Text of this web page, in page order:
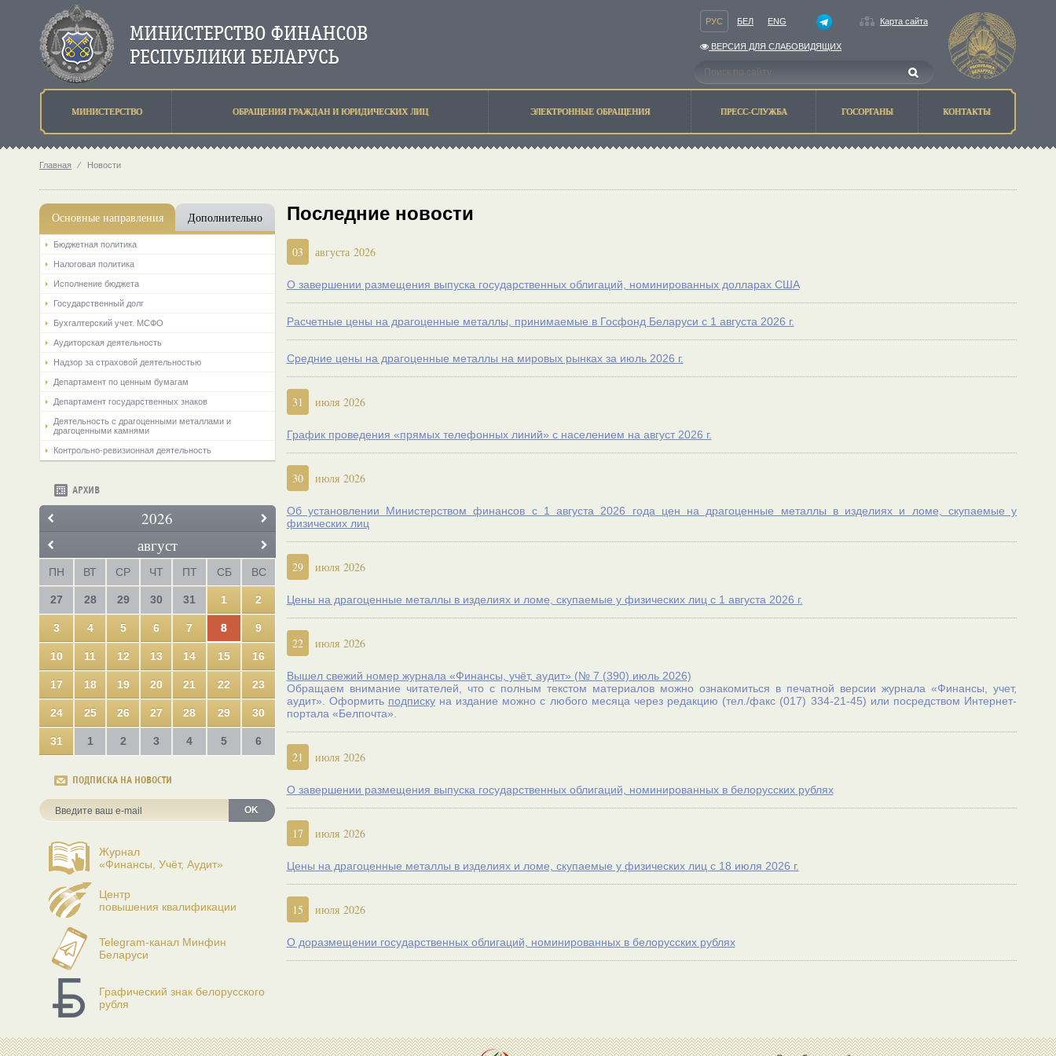
РУС БЕЛ ENG Карта сайта
ВЕРСИЯ ДЛЯ СЛАБОВИДЯЩИХ
МИНИСТЕРСТВО ОБРАЩЕНИЯ ГРАЖДАН И ЮРИДИЧЕСКИХ ЛИЦ ЭЛЕКТРОННЫЕ ОБРАЩЕНИЯ ПРЕСС-СЛУЖБА ГОСОРГАНЫ КОНТАКТЫ
Главная ⁄ Новости
Основные направления Дополнительно
Бюджетная политика
Налоговая политика
Исполнение бюджета
Государственный долг
Бухгалтерский учет. МСФО
Аудиторская деятельность
Надзор за страховой деятельностью
Департамент по ценным бумагам
Департамент государственных знаков
Деятельность с драгоценными металлами и
драгоценными камнями
Контрольно-ревизионная деятельность
АРХИВ
2026
август
ПН ВТ СР ЧТ ПТ СБ ВС
27 28 29 30 31 1 2
3 4 5 6 7 8 9
10 11 12 13 14 15 16
17 18 19 20 21 22 23
24 25 26 27 28 29 30
31 1 2 3 4 5 6
ПОДПИСКА НА НОВОСТИ
OK
Журнал
«Финансы, Учёт, Аудит»
Центр
повышения квалификации
Telegram-канал Минфин
Беларуси
Графический знак белорусского
рубля
Последние новости
03 августа 2026
О завершении размещения выпуска государственных облигаций, номинированных долларах США
Расчетные цены на драгоценные металлы, принимаемые в Госфонд Беларуси c 1 августа 2026 г.
Средние цены на драгоценные металлы на мировых рынках за июль 2026 г.
31 июля 2026
График проведения «прямых телефонных линий» с населением на август 2026 г.
30 июля 2026
Об установлении Министерством финансов с 1 августа 2026 года цен на драгоценные металлы в изделиях и ломе, скупаемые у
физических лиц
29 июля 2026
Цены на драгоценные металлы в изделиях и ломе, скупаемые у физических лиц с 1 августа 2026 г.
22 июля 2026
Вышел свежий номер журнала «Финансы, учёт, аудит» (№ 7 (390) июль 2026)
Обращаем внимание читателей, что с полным текстом материалов можно ознакомиться в печатной версии журнала «Финансы, учет,
аудит». Оформить подпискуна издание можно с любого месяца через редакцию (тел./факс (017) 334-21-45) или посредством Интернет-
портала «Белпочта».
21 июля 2026
О завершении размещения выпуска государственных облигаций, номинированных в белорусских рублях
17 июля 2026
Цены на драгоценные металлы в изделиях и ломе, скупаемые у физических лиц с 18 июля 2026 г.
15 июля 2026
О доразмещении государственных облигаций, номинированных в белорусских рублях